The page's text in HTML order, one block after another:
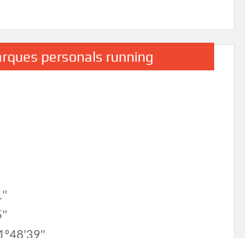
personals running